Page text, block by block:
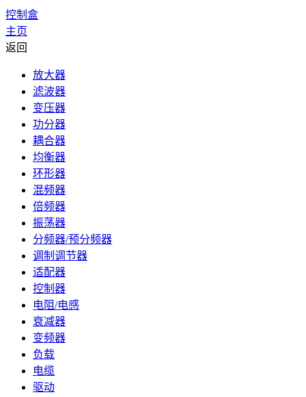
控制盒
主页
返回
放大器
滤波器
变压器
功分器
耦合器
均衡器
环形器
混频器
倍频器
振荡器
分频器/预分频器
调制调节器
适配器
控制器
电阻/电感
衰减器
变频器
负载
电缆
驱动